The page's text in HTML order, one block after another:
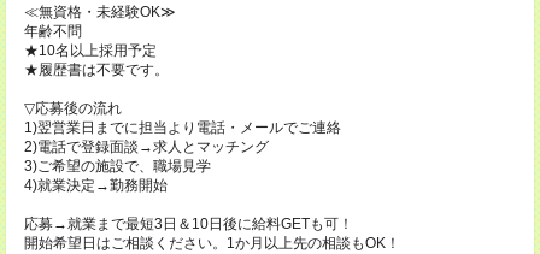
≪無資格・未経験OK≫
年齢不問
★10名以上採用予定
★履歴書は不要です。
▽応募後の流れ
1)翌営業日までに担当より電話・メールでご連絡
2)電話で登録面談→求人とマッチング
3)ご希望の施設で、職場見学
4)就業決定→勤務開始
応募→就業まで最短3日＆10日後に給料GETも可！
開始希望日はご相談ください。1か月以上先の相談もOK！